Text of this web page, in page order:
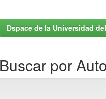
Dspace de la Universidad
Buscar por